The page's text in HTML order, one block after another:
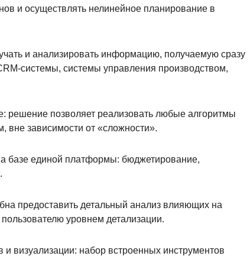
и осуществлять нелинейное планирование в
и анализировать информацию, получаемую сразу
системы, системы управления производством,
решение позволяет реализовать любые алгоритмы
вне зависимости от «сложности».
базе единой платформы: бюджетирование,
предоставить детальный анализ влияющих на
уровнем детализации.
визуализации: набор встроенных инструментов